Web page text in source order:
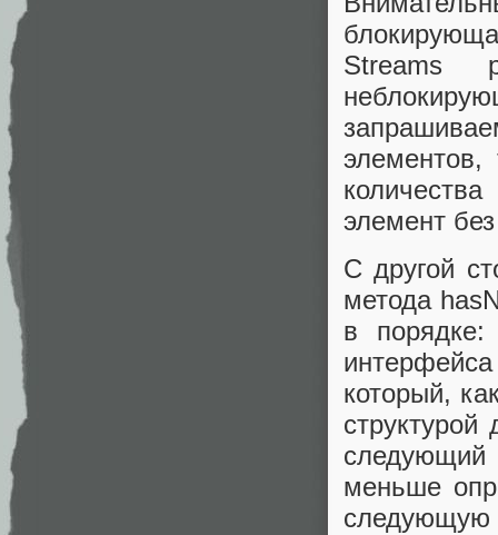
Streams
элемент
С другой
метода
в порядке:
который,
следующий
меньше
следующую